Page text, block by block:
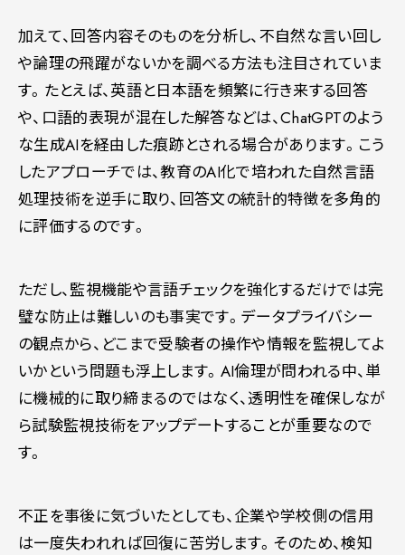
加えて、回答内容そのものを分析し、不自然な言い回し
や論理の飛躍がないかを調べる方法も注目されていま
す。たとえば、英語と日本語を頻繁に行き来する回答
や、口語的表現が混在した解答などは、ChatGPTのよう
な生成AIを経由した痕跡とされる場合があります。こう
したアプローチでは、教育のAI化で培われた自然言語
処理技術を逆手に取り、回答文の統計的特徴を多角的
に評価するのです。
ただし、監視機能や言語チェックを強化するだけでは完
璧な防止は難しいのも事実です。データプライバシー
の観点から、どこまで受験者の操作や情報を監視してよ
いかという問題も浮上します。AI倫理が問われる中、単
に機械的に取り締まるのではなく、透明性を確保しなが
ら試験監視技術をアップデートすることが重要なので
す。
不正を事後に気づいたとしても、企業や学校側の信用
は一度失われれば回復に苦労します。そのため、検知